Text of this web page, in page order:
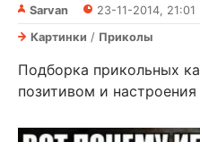
Sarvan 23-11-2014, 21:01
Картинки / Приколы
Подборка прикольных
позитивом и настроения